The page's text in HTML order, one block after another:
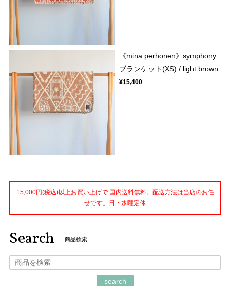
《mina perhonen》symphony
ブランケット(XS) / light brown
¥15,400
15,000円(税込)以上お買い上げで 国内送料無料。配送方法は当店のお任
せです。日・水曜定休
Search 商品検索
search